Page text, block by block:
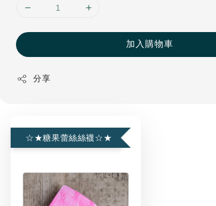
加入購物車
分享
☆★糖果蕾絲絲襪☆★